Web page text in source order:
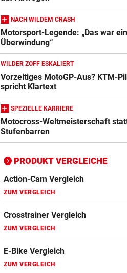
NACH WILDEM CRASH
Motorsport-Legende: „Das war
Überwindung“
WILDER ZOFF ESKALIERT
Vorzeitiges MotoGP-Aus? KTM-
spricht Klartext
SPEZIELLE KARRIERE
Motocross-Weltmeisterschaft
Stufenbarren
PRODUKT VERGLEICHE
Action-Cam Vergleich
ZUM VERGLEICH
Crosstrainer Vergleich
ZUM VERGLEICH
E-Bike Vergleich
Elektro-Scooter Vergleich
ZUM VERGLEICH
Ergometer Vergleich
ZUM VERGLEICH
Fahrrad Test